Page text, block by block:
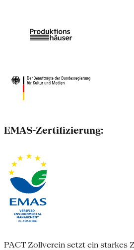
EMAS-Zertifizierung:
PACT Zollverein setzt ein starkes